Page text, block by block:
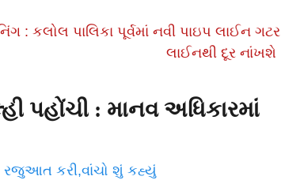
: કલોલ પાલિકા પૂર્વમાં નવી પાઇપ લાઈન ગટર
લાઈનથી દૂર નાંખશે
પહોંચી : માનવ અધિકારમાં
રજુઆત કરી,વાંચો શું કહ્યું